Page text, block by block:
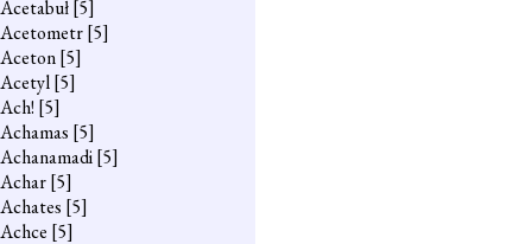
Acetabuł[5]
Acetometr[5]
Aceton[5]
Acetyl[5]
Ach! [5]
Achamas [5]
Achanamadi[5]
Achar[5]
Achates [5]
Achce [5]